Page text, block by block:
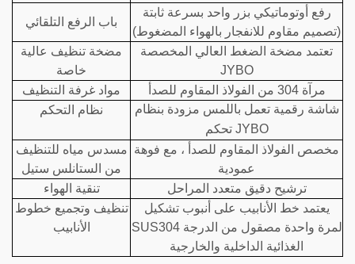
باب الرفع التلقائي
رفع أوتوماتيكي بزر واحد بسرعة ثابتة
(تصميم مقاوم للانفجار بالهواء المضغوط)
مضخة تنظيف عالية
خاصة
تعتمد مضخة الضغط العالي المخصصة
JYBO
مواد غرفة التنظيف
مرآة 304 من الفولاذ المقاوم للصدأ
نظام التحكم
شاشة رقمية تعمل باللمس مزودة بنظام
تحكم JYBO
مسدس مياه للتنظيف
من الستانلس ستيل
مخصص الفولاذ المقاوم للصدأ ، مع فوهة
عمودية
تنقية الهواء
ترشيح دقيق متعدد المراحل
تنظيف وتجميع خطوط
الأنابيب
يعتمد خط الأنابيب على أنبوب تشكيل
SUS304 لمرة واحدة مصقول من الدرجة
الغذائية الداخلية والخارجية